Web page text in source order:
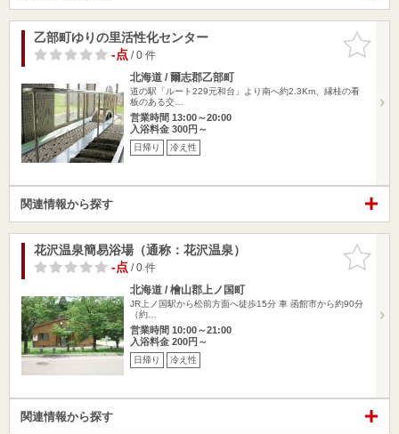
お気に入
りに追加
乙部町ゆりの里活性化センター
-点/ 0 件
北海道 / 爾志郡乙部町
道の駅「ルート229元和台」より南へ約2.3Km、縁桂の看
板のある交…
営業時間 13:00～20:00
入浴料金 300円～
日帰り 冷え性
関連情報から探す
お気に入
りに追加
花沢温泉簡易浴場（通称：花沢温泉）
-点/ 0 件
北海道 / 檜山郡上ノ国町
JR上ノ国駅から松前方面へ徒歩15分 車 函館市から約90分
（約…
営業時間 10:00～21:00
入浴料金 200円～
日帰り 冷え性
関連情報から探す